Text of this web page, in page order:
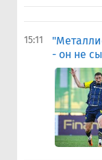
15:11
- он не